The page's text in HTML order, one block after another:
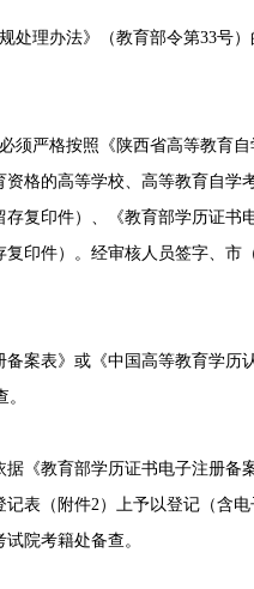
理办法》（教育部令第33号）
严格按照《陕西省高等教育自
格的高等学校、高等教育自学
复印件）、《教育部学历证书
印件）。经审核人员签字、市
表》或《中国高等教育学历认
《教育部学历证书电子注册备
记表（附件2）上予以登记（含
院考籍处备查。